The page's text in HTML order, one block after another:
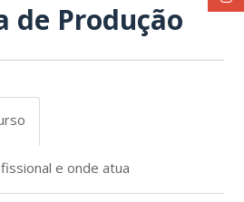
de Produção
e onde atua